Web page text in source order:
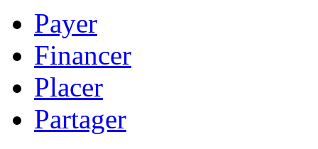
Payer
Financer
Placer
Partager